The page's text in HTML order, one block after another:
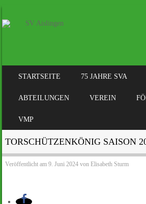
MENÜ
SKIP TO CONTENT
STARTSEITE 75 JAHRE SVA
ABTEILUNGEN VEREIN
VMP
TORSCHÜTZENKÖNIG SAISON
Veröffentlicht am9. Juni 2024 vonElisabeth Sturm